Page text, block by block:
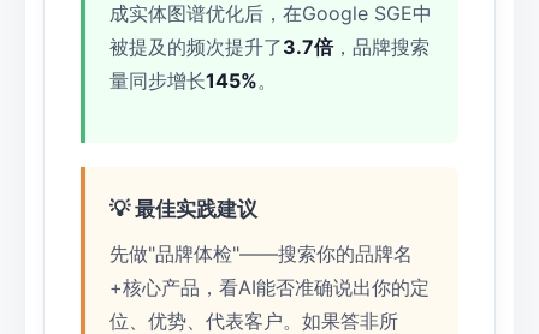
成实体图谱优化后，在Google SGE中
被提及的频次提升了3.7倍，品牌搜索
量同步增长145%。
💡 最佳实践建议
先做"品牌体检"——搜索你的品牌名
+核心产品，看AI能否准确说出你的定
位、优势、代表客户。如果答非所